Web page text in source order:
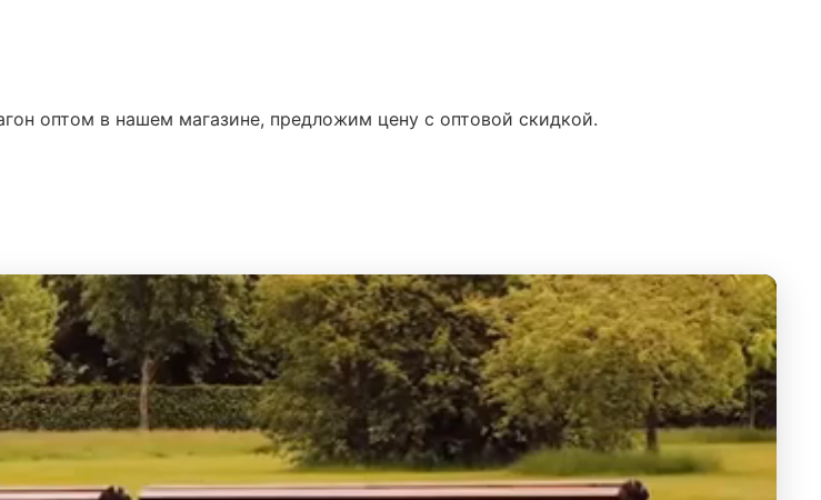
оптом в нашем магазине, предложим цену с оптовой скидкой.